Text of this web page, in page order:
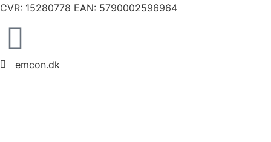
CVR: 15280778 EAN: 5790002596964
emcon.dk